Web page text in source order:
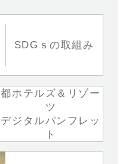
SDGｓの取組み
都ホテルズ＆リゾー
ツ
デジタルパンフレッ
ト